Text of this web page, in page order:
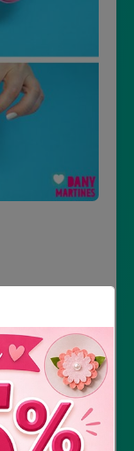
preferir